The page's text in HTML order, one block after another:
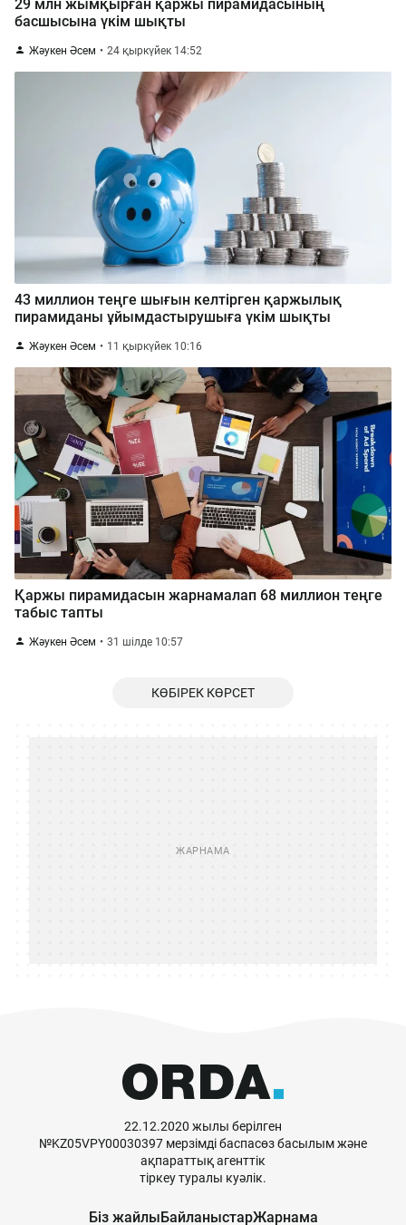
29 млн жымқырған қаржы пирамидасының
басшысына үкім шықты
Жәукен Әсем 24 қыркүйек 14:52
43 миллион теңге шығын келтірген қаржылық
пирамиданы ұйымдастырушыға үкім шықты
Жәукен Әсем 11 қыркүйек 10:16
Қаржы пирамидасын жарнамалап 68 миллион теңге
табыс тапты
Жәукен Әсем 31 шілде 10:57
КӨБІРЕК КӨРСЕТ
22.12.2020 жылы берілген
№KZ05VPY00030397 мерзімді баспасөз басылым және
ақпараттық агенттік
тіркеу туралы куәлік.
Біз жайлыБайланыстарЖарнама